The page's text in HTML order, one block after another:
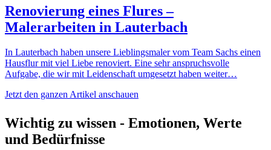
Renovierung eines Flures –
Malerarbeiten in Lauterbach
In Lauterbach haben unsere Lieblingsmaler vom Team Sachs einen
Hausflur mit viel Liebe renoviert. Eine sehr anspruchsvolle
Aufgabe, die wir mit Leidenschaft umgesetzt haben weiter…
Jetzt den ganzen Artikel anschauen
Wichtig zu wissen - Emotionen, Werte
und Bedürfnisse